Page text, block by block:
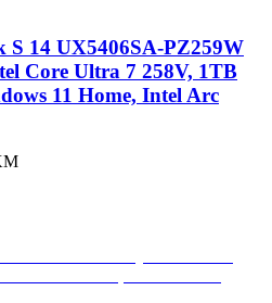
S 14 UX5406SA-PZ259W
Core Ultra 7 258V, 1TB
11 Home, Intel Arc